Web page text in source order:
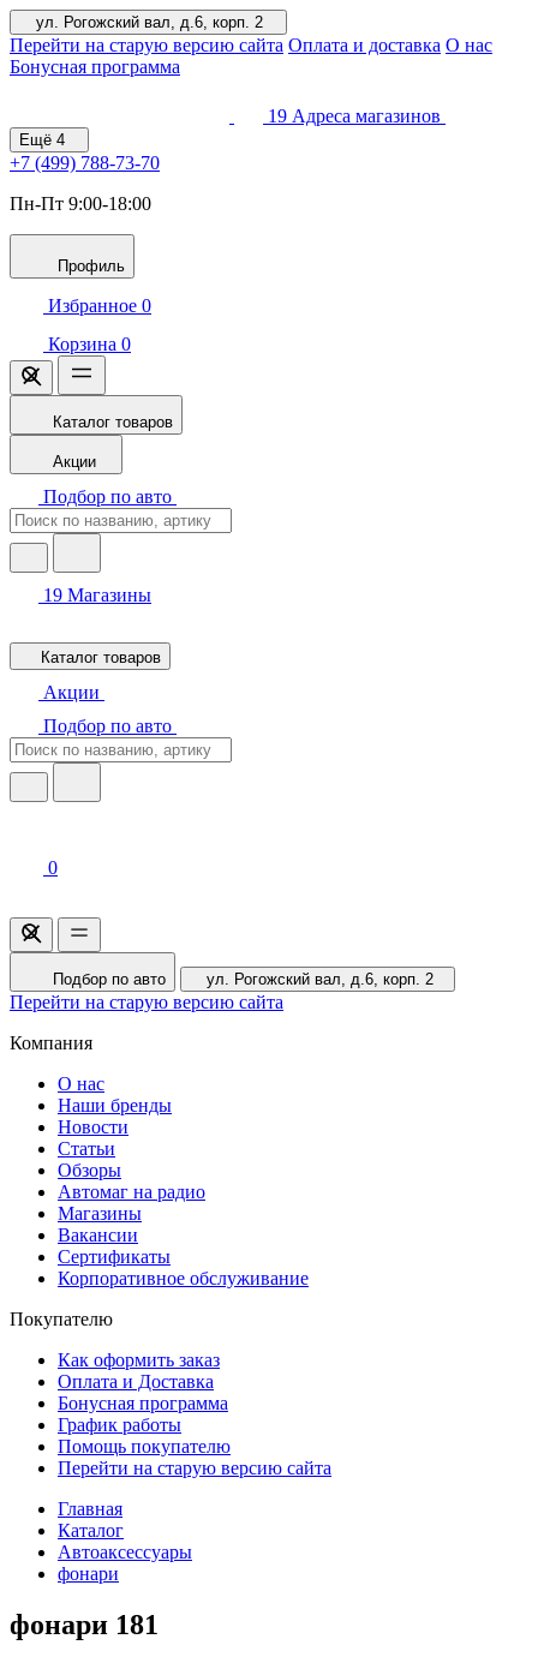
ул. Рогожский вал, д.6, корп. 2
Перейти на старую версию сайта Оплата и доставка О нас
Бонусная программа
19 Адреса магазинов
Ещё 4
+7 (499) 788-73-70
Пн-Пт 9:00-18:00
Профиль
Избранное 0
Корзина 0
Каталог товаров
Акции
Подбор по авто
19 Магазины
Каталог товаров
Акции
Подбор по авто
0
Подбор по авто ул. Рогожский вал, д.6, корп. 2
Перейти на старую версию сайта
Компания
О нас
Наши бренды
Новости
Статьи
Обзоры
Автомаг на радио
Магазины
Вакансии
Сертификаты
Корпоративное обслуживание
Покупателю
Как оформить заказ
Оплата и Доставка
Бонусная программа
График работы
Помощь покупателю
Перейти на старую версию сайта
Главная
Каталог
Автоаксессуары
фонари
фонари 181